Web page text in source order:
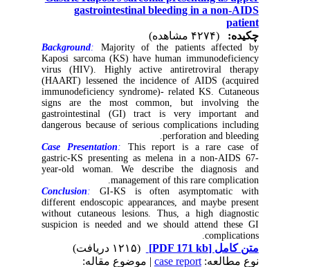
gastrointestinal bleeding in a non-AIDS
patient
چکیده:
Background :Majority of the patients affected by
Kaposi sarcoma (KS) have human immunodeficiency
virus (HIV). Highly active antiretroviral therapy
(HAART) lessened the incidence of AIDS (acquired
immunodeficiency syndrome)- related KS. Cutaneous
signs are the most common, but involving the
gastrointestinal (GI) tract is very important and
dangerous because of serious complications including
perforation and bleeding.
Case Presentation
:This report is a rare case of
gastric-KS presenting as melena in a non-AIDS 67-
year-old woman. We describe the diagnosis and
management of this rare complication.
Conclusion
GI-KS is often asymptomatic with
different endoscopic appearances, and maybe present
without cutaneous lesions. Thus, a high diagnostic
suspicion is needed and we should attend these GI
complications.
متن کامل[PDF 171 kb]
نوع مطالعه:case report| موضوع مقاله: